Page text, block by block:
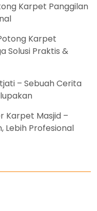
Karpet Panggilan
Karpet
Solusi Praktis &
– Sebuah Cerita
Karpet Masjid –
Lebih Profesional